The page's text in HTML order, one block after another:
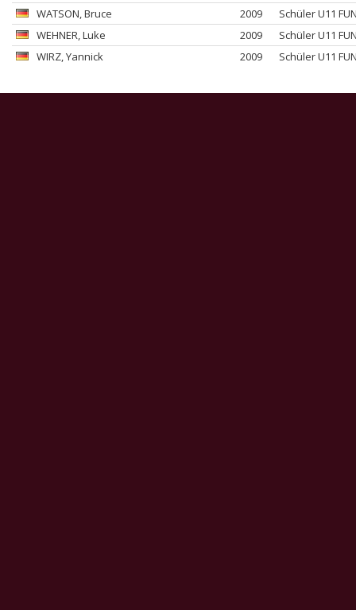
WATSON, Bruce 2009
Schüler U11
WEHNER, Luke 2009
Schüler U11
WIRZ, Yannick 2009 Schüler U11